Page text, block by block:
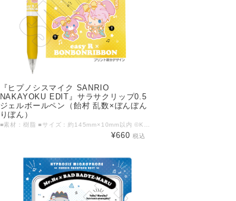
『ヒプノシスマイク SANRIO
NAKAYOKU EDIT』サラサクリップ0.5
ジェルボールペン（飴村 乱数×ぼんぼん
りぼん）
¥660税込